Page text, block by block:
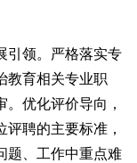
领。严格落实专
教育相关专业职
优化评价导向，
聘的主要标准，
题、工作中重点难